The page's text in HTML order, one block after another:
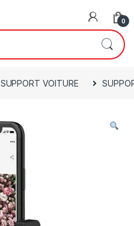
0
SUPPORT VOITURE